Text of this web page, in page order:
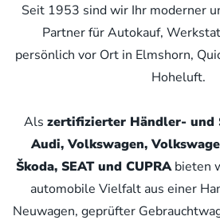
Seit 1953 sind wir Ihr moderner
Partner für Autokauf,
persönlich vor Ort in Elmshorn,
Hoheluft.
Als zertifizierter Händler- und
Audi, Volkswagen,
Škoda, SEAT und CUPRAbieten
automobile Vielfalt aus einer
Neuwagen, geprüfter